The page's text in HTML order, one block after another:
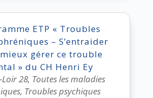
ETP « Troubles
– S’entraider
gérer ce trouble
» du CH Henri Ey
Loir 28, Toutes les maladies
, Troubles psychiques